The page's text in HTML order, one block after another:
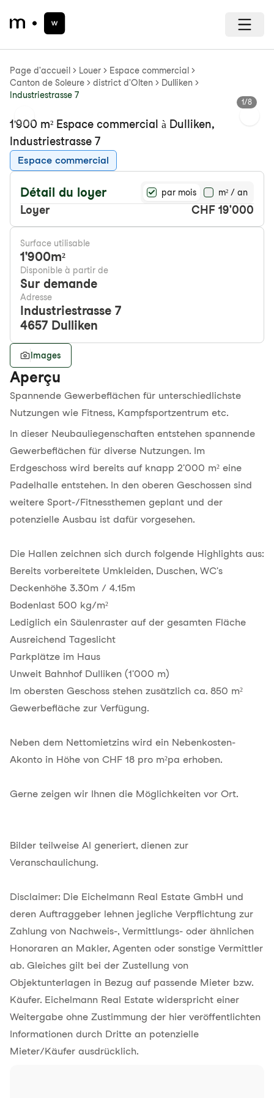
Page d'accueil Louer
Espace commercial
Canton de Soleure
district d'Olten
Dulliken
Industriestrasse 7
Previous slide
1/8
1'900 m² Espace commercial à Dulliken,
Industriestrasse 7
Espace commercial
Détail du loyer par mois m² / an
Loyer CHF 19'000
Surface utilisable
1'900m²
Disponible à partir de
Sur demande
Adresse
Industriestrasse 7
4657 Dulliken
Images
Aperçu
Spannende Gewerbeflächen für unterschiedlichste
Nutzungen wie Fitness, Kampfsportzentrum etc.
In dieser Neubauliegenschaften entstehen spannende
Gewerbeflächen für diverse Nutzungen. Im
Erdgeschoss wird bereits auf knapp 2'000 m² eine
Padelhalle entstehen. In den oberen Geschossen sind
weitere Sport-/Fitnessthemen geplant und der
potenzielle Ausbau ist dafür vorgesehen.
Die Hallen zeichnen sich durch folgende Highlights aus:
Bereits vorbereitete Umkleiden, Duschen, WC's
Deckenhöhe 3.30m / 4.15m
Bodenlast 500 kg/m²
Lediglich ein Säulenraster auf der gesamten Fläche
Ausreichend Tageslicht
Parkplätze im Haus
Unweit Bahnhof Dulliken (1'000 m)
Im obersten Geschoss stehen zusätzlich ca. 850 m²
Gewerbefläche zur Verfügung.
Neben dem Nettomietzins wird ein Nebenkosten-
Akonto in Höhe von CHF 18 pro m²pa erhoben.
Gerne zeigen wir Ihnen die Möglichkeiten vor Ort.
Bilder teilweise AI generiert, dienen zur
Veranschaulichung.
Disclaimer: Die Eichelmann Real Estate GmbH und
deren Auftraggeber lehnen jegliche Verpflichtung zur
Zahlung von Nachweis-, Vermittlungs- oder ähnlichen
Honoraren an Makler, Agenten oder sonstige Vermittler
ab. Gleiches gilt bei der Zustellung von
Objektunterlagen in Bezug auf passende Mieter bzw.
Käufer. Eichelmann Real Estate widerspricht einer
Weitergabe ohne Zustimmung der hier veröffentlichten
Informationen durch Dritte an potenzielle
Mieter/Käufer ausdrücklich.